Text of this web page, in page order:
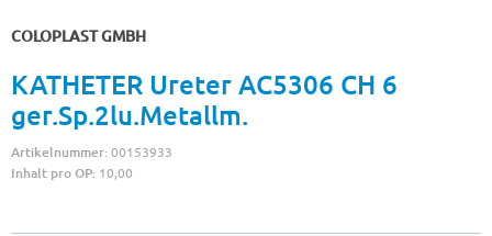
COLOPLAST GMBH
KATHETER Ureter AC5306 CH 6
ger.Sp.2lu.Metallm.
Artikelnummer:00153933
Inhalt pro OP: 10,00